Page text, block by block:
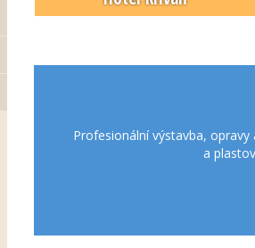
Profesionální výstavba,
a